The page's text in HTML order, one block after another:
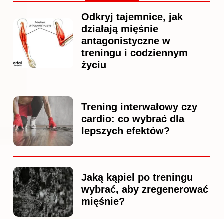
Odkryj tajemnice, jak
działają mięśnie
antagonistyczne w
treningu i codziennym
życiu
Trening interwałowy czy
cardio: co wybrać dla
lepszych efektów?
Jaką kąpiel po treningu
wybrać, aby zregenerować
mięśnie?